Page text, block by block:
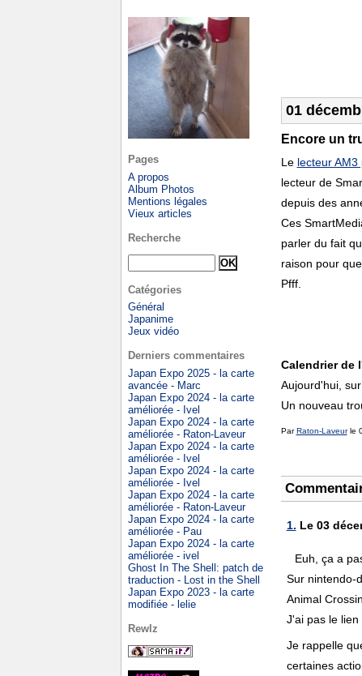
01
Encore un
Le lecteur AM3
lecteur de
depuis des
Ces
parler du fait
raison pour
Pfff.
Calendrier de
Aujourd'hui,
Un nouveau
ParRaton-Laveurle
1. Le 03
Euh, ça a
Sur nintendo-
Animal
J'ai pas le
Je rappelle
certaines
Pages
A propos
Album Photos
Mentions légales
Vieux articles
Recherche
Catégories
Général
Japanime
Jeux vidéo
Derniers commentaires
Japan Expo 2025 - la carte
avancée - Marc
Japan Expo 2024 - la carte
améliorée - Ivel
Japan Expo 2024 - la carte
améliorée - Raton-Laveur
Japan Expo 2024 - la carte
améliorée - Ivel
Japan Expo 2024 - la carte
améliorée - Ivel
Japan Expo 2024 - la carte
améliorée - Raton-Laveur
Japan Expo 2024 - la carte
améliorée - Pau
Japan Expo 2024 - la carte
améliorée - ivel
Ghost In The Shell: patch de
traduction - Lost in the Shell
Japan Expo 2023 - la carte
modifiée - lelie
Rewlz